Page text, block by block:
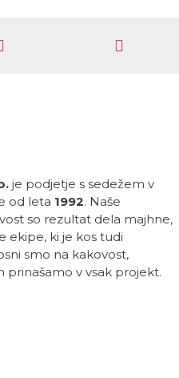
je podjetje s sedežem v
od leta 1992. Naše
so rezultat dela majhne,
ekipe, ki je kos tudi
smo na kakovost,
prinašamo v vsak projekt.